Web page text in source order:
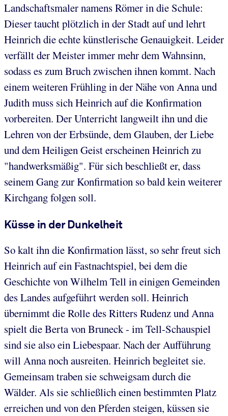
Landschaftsmaler namens Römer in die Schule:
Dieser taucht plötzlich in der Stadt auf und lehrt
Heinrich die echte künstlerische Genauigkeit. Leider
verfällt der Meister immer mehr dem Wahnsinn,
sodass es zum Bruch zwischen ihnen kommt. Nach
einem weiteren Frühling in der Nähe von Anna und
Judith muss sich Heinrich auf die Konfirmation
vorbereiten. Der Unterricht langweilt ihn und die
Lehren von der Erbsünde, dem Glauben, der Liebe
und dem Heiligen Geist erscheinen Heinrich zu
"handwerksmäßig". Für sich beschließt er, dass
seinem Gang zur Konfirmation so bald kein weiterer
Kirchgang folgen soll.
Küsse in der Dunkelheit
So kalt ihn die Konfirmation lässt, so sehr freut sich
Heinrich auf ein Fastnachtspiel, bei dem die
Geschichte von Wilhelm Tell in einigen Gemeinden
des Landes aufgeführt werden soll. Heinrich
übernimmt die Rolle des Ritters Rudenz und Anna
spielt die Berta von Bruneck - im Tell-Schauspiel
sind sie also ein Liebespaar. Nach der Aufführung
will Anna noch ausreiten. Heinrich begleitet sie.
Gemeinsam traben sie schweigsam durch die
Wälder. Als sie schließlich einen bestimmten Platz
erreichen und von den Pferden steigen, küssen sie